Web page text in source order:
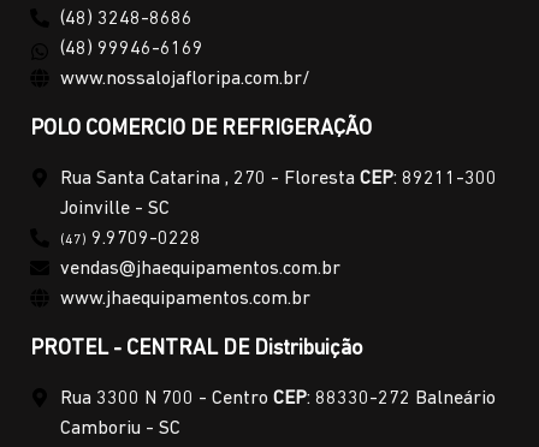
(48) 3248-8686
(48) 99946-6169
www.nossalojafloripa.com.br/
POLO COMERCIO DE REFRIGERAÇÃO
Rua Santa Catarina , 270 - Floresta CEP: 89211-300
Joinville - SC
(47) 9.9709-0228
vendas@jhaequipamentos.com.br
www.jhaequipamentos.com.br
PROTEL - CENTRAL DE Distribuição
Rua 3300 N 700 - Centro CEP: 88330-272 Balneário
Camboriu - SC